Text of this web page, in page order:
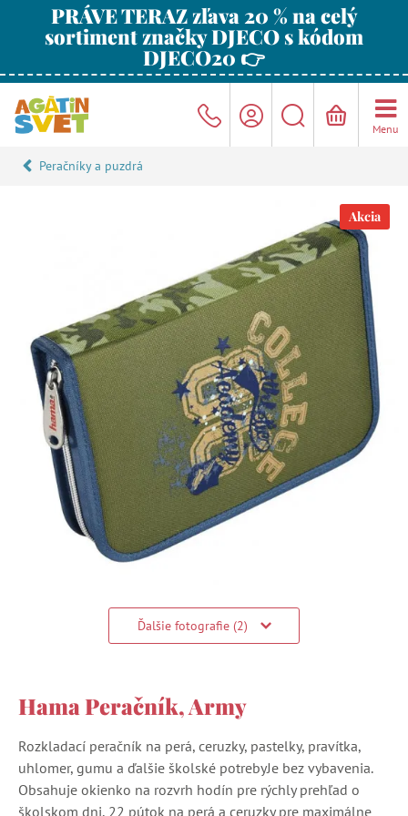
PRÁVE TERAZ zľava 20 % na celý
sortiment značky DJECO s kódom
DJECO20 👉
Menu
Peračníky a puzdrá
Akcia
Ďalšie fotografie (2)
Hama Peračník, Army
Rozkladací peračník na perá, ceruzky, pastelky, pravítka,
uhlomer, gumu a ďalšie školské potrebyJe bez vybavenia.
Obsahuje okienko na rozvrh hodín pre rýchly prehľad o
školskom dni, 22 pútok na perá a ceruzky pre maximálne